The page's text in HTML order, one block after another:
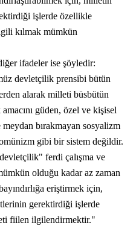
işlerde özellikle
kılmak mümkün
ifadeler ise şöyledir:
devletçilik prensibi bütün
alarak milleti büsbütün
güden, özel ve kişisel
bırakmayan sosyalizm
gibi bir sistem değildir.
ferdi çalışma ve
olduğu kadar az zaman
eriştirmek için,
gerektirdiği işlerde
fiilen ilgilendirmektir."